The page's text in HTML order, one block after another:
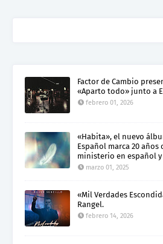
Factor de Cambio
«Aparto todo» junto a
febrero 01, 2026
«Habita», el nuevo
Español marca 20
ministerio en español
marzo 01, 2025
«Mil Verdades
Rangel.
febrero 14, 2026